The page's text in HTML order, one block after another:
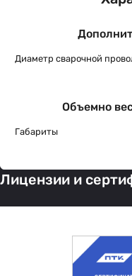
Диаметр сварочной
Объемно
Габариты
Лицензии и